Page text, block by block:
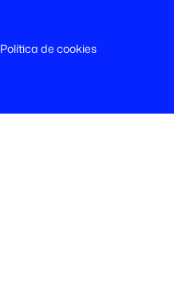
Política de cookies